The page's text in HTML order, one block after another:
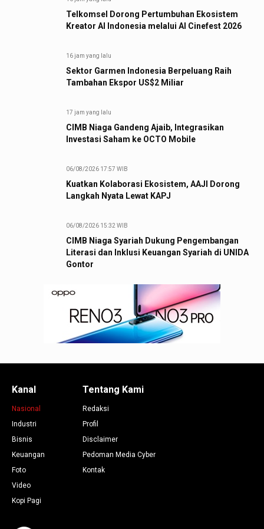
Telkomsel Dorong Pertumbuhan Ekosistem
Kreator AI Indonesia melalui AI Cinefest 2026
16 jam yang lalu
Sektor Garmen Indonesia Berpeluang Raih
Tambahan Ekspor US$2 Miliar
17 jam yang lalu
CIMB Niaga Gandeng Ajaib, Integrasikan
Investasi Saham ke OCTO Mobile
06/08/2026 17:57 WIB
Kuatkan Kolaborasi Ekosistem, AAJI Dorong
Langkah Nyata Lewat KAPJ
06/08/2026 15:32 WIB
CIMB Niaga Syariah Dukung Pengembangan
Literasi dan Inklusi Keuangan Syariah di UNIDA
Gontor
Kanal
Nasional
Industri
Bisnis
Keuangan
Foto
Video
Kopi Pagi
Tentang Kami
Redaksi
Profil
Disclaimer
Pedoman Media Cyber
Kontak